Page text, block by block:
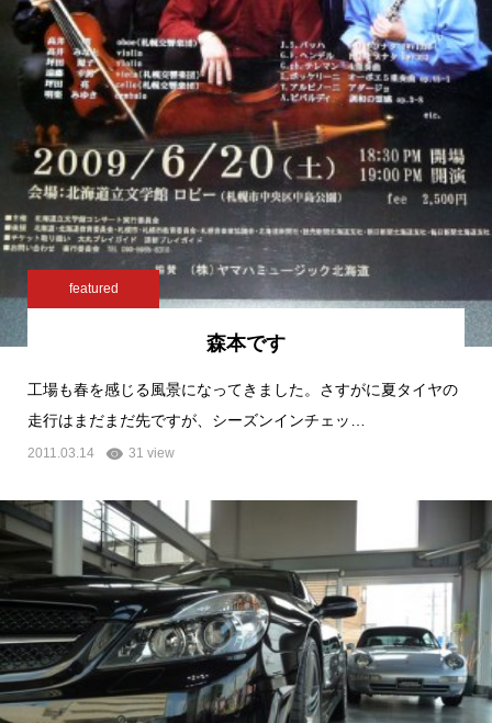
featured
森本です
工場も春を感じる風景になってきました。さすがに夏タイヤの
走行はまだまだ先ですが、シーズンインチェッ…
2011.03.14 31 view